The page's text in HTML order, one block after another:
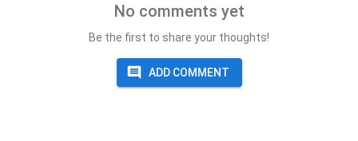
No comments yet
Be the first to share your thoughts!
ADD COMMENT